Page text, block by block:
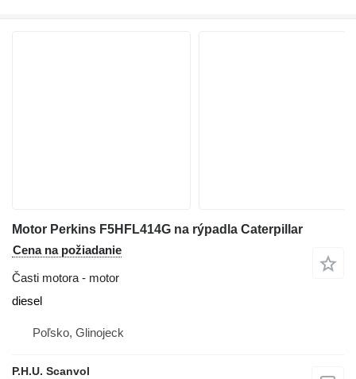
Motor Perkins F5HFL414G na rýpadla Caterpillar
Cena na požiadanie
Časti motora - motor
diesel
Poľsko, Glinojeck
P.H.U. Scanvol